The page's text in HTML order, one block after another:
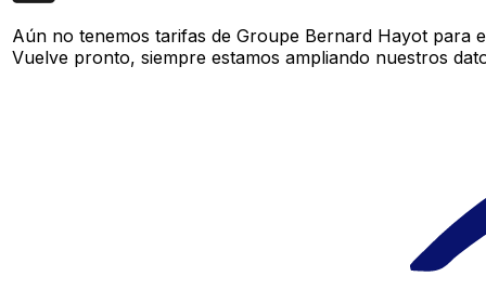
Aún no tenemos tarifas de Groupe Bernard Hayot para
Vuelve pronto, siempre estamos ampliando nuestros